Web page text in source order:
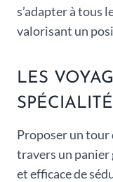
s’adapter à tous
valorisant un
LES
Proposer un tour
travers un panier
et efficace de